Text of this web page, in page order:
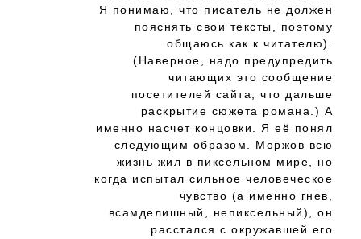
Я понимаю, что писатель не должен
пояснять свои тексты, поэтому
общаюсь как к читателю).
(Наверное, надо предупредить
читающих это сообщение
посетителей сайта, что дальше
раскрытие сюжета романа.) А
именно насчет концовки. Я её понял
следующим образом. Моржов всю
жизнь жил в пиксельном мире, но
когда испытал сильное человеческое
чувство (а именно гнев,
всамделишный, непиксельный), он
расстался с окружавшей его